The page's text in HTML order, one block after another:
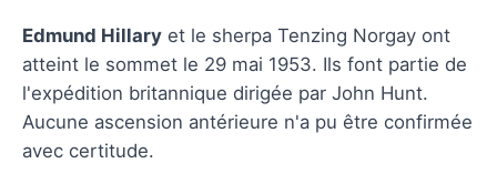
Edmund Hillary et le sherpa Tenzing Norgay ont
atteint le sommet le 29 mai 1953. Ils font partie de
l'expédition britannique dirigée par John Hunt.
Aucune ascension antérieure n'a pu être confirmée
avec certitude.